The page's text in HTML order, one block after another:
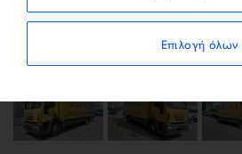
Επιλογή όλων